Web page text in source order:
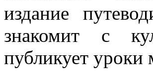
издание
знакомит с
публикует